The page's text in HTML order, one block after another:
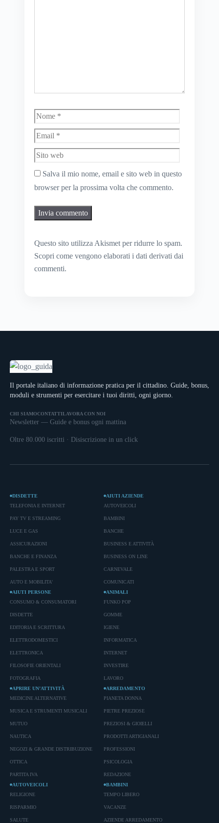
Nome
web
Salva il mio nome, email e sito web in questo
browser per la prossima volta che commento.
Questo sito utilizza Akismet per ridurre lo spam.
Scopri come vengono elaborati i dati derivati dai
commenti.
Il portale italiano di informazione pratica per il cittadino. Guide, bonus,
moduli e strumenti per esercitare i tuoi diritti, ogni giorno.
CHI SIAMOCONTATTI LAVORA CON NOI
Newsletter — Guide e bonus ogni mattina
Oltre 80.000 iscritti · Disiscrizione in un click
DISDETTE
TELEFONIA E INTERNET
PAY TV E STREAMING
LUCE E GAS
ASSICURAZIONI
BANCHE E FINANZA
PALESTRA E SPORT
AUTO E MOBILITA'
AIUTI AZIENDE
AUTOVEICOLI
BAMBINI
BANCHE
BUSINESS E ATTIVITÀ
BUSINESS ON LINE
CARNEVALE
COMUNICATI
AIUTI PERSONE
CONSUMO & CONSUMATORI
DISDETTE
EDITORIA E SCRITTURA
ELETTRODOMESTICI
ELETTRONICA
FILOSOFIE ORIENTALI
FOTOGRAFIA
ANIMALI
FUNKO POP
GOMME
IGIENE
INFORMATICA
INTERNET
INVESTIRE
LAVORO
APRIRE UN’ATTIVITÀ
MEDICINE ALTERNATIVE
MUSICA E STRUMENTI MUSICALI
MUTUO
NAUTICA
NEGOZI & GRANDE DISTRIBUZIONE
OTTICA
PARTITA IVA
ARREDAMENTO
PIANETA DONNA
PIETRE PREZIOSE
PREZIOSI & GIOIELLI
PRODOTTI ARTIGIANALI
PROFESSIONI
PSICOLOGIA
REDAZIONE
AUTOVEICOLI
RELIGIONE
RISPARMIO
SALUTE
BAMBINI
TEMPO LIBERO
VACANZE
AZIENDE ARREDAMENTO